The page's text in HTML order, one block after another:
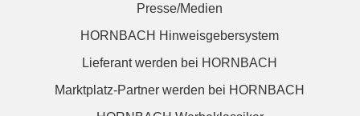
Presse/Medien
HORNBACH Hinweisgebersystem
Lieferant werden bei HORNBACH
Marktplatz-Partner werden bei HORNBACH